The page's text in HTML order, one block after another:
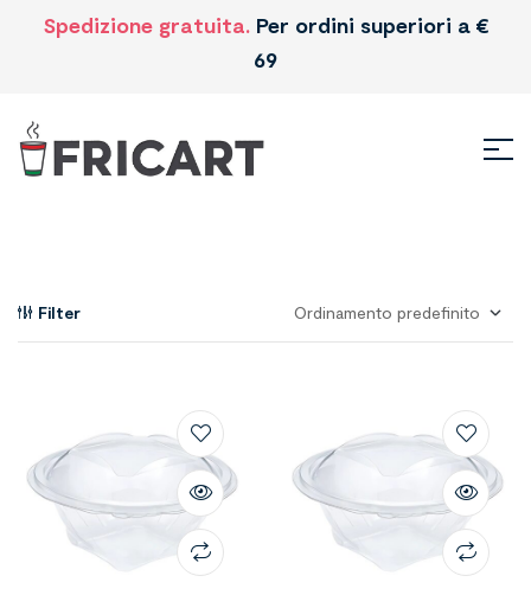
Spedizione gratuita. Per ordini superiori a €
69
Filter